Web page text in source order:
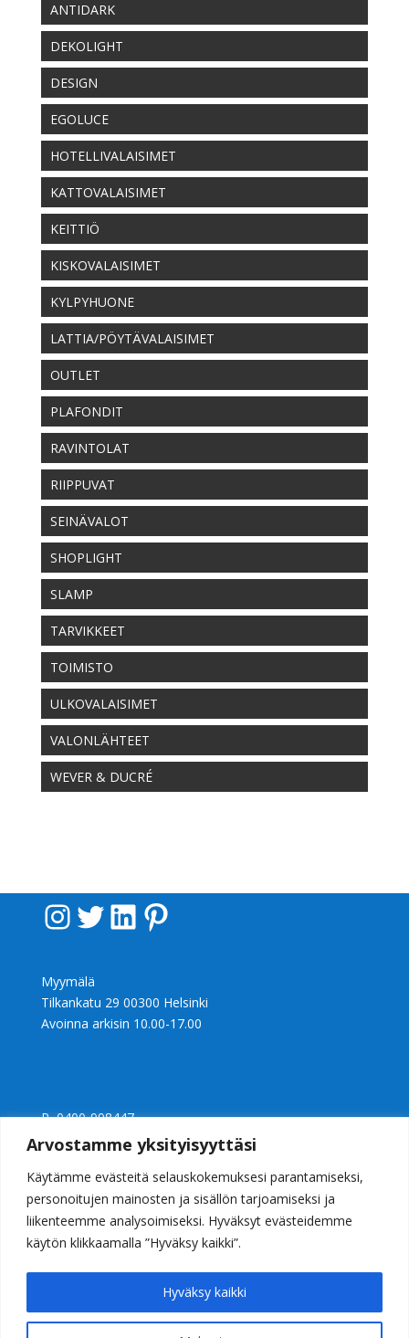
Arvostamme yksityisyyttäsi
Käytämme evästeitä selauskokemuksesi parantamiseksi,
personoitujen mainosten ja sisällön tarjoamiseksi ja
liikenteemme analysoimiseksi. Hyväksyt evästeidemme
käytön klikkaamalla ”Hyväksy kaikki”.
Hyväksy kaikki
ANTIDARK
DEKOLIGHT
DESIGN
EGOLUCE
HOTELLIVALAISIMET
KATTOVALAISIMET
KEITTIÖ
KISKOVALAISIMET
KYLPYHUONE
LATTIA/PÖYTÄVALAISIMET
OUTLET
PLAFONDIT
RAVINTOLAT
RIIPPUVAT
SEINÄVALOT
SHOPLIGHT
SLAMP
TARVIKKEET
TOIMISTO
ULKOVALAISIMET
VALONLÄHTEET
WEVER & DUCRÉ
InstagramTwitter LinkedIn Pinterest
Myymälä
Tilkankatu 29 00300 Helsinki
Avoinna arkisin 10.00-17.00
P 0400-998447
Ly 2397240-0